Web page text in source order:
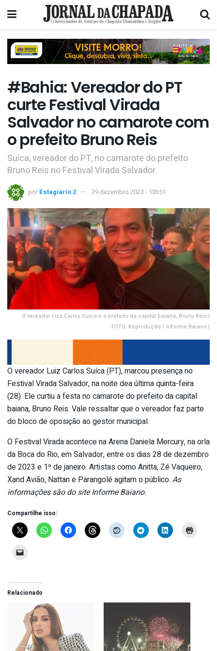
#Bahia: Vereador do PT
curte Festival Virada
Salvador no camarote com
o prefeito Bruno Reis
Suíca, vereador do PT, no camarote do prefeito
Bruno Reis no Festival Virada Salvador.
por Estagiário 2 29 dezembro 2023 - 13h51
O vereador Luiz Carlos Suíca e o prefeito da capital baiana, Bruno Reis |
FOTO: Reprodução / Informe Baiano |
O vereador Luiz Carlos Suíca (PT), marcou presença no
Festival Virada Salvador, na noite dea última quinta-feira
(28). Ele curtiu a festa no camarote do prefeito da capital
baiana, Bruno Reis. Vale ressaltar que o vereador faz parte
do bloco de oposição ao gestor municipal.
O Festival Virada acontece na Arena Daniela Mercury, na orla
da Boca do Rio, em Salvador, entre os dias 28 de dezembro
de 2023 e 1º de janeiro. Artistas como Anitta, Zé Vaqueiro,
Xand Avião, Nattan e Parangolé agitam o público. As
informações são do site Informe Baiano.
Compartilhe isso:
Relacionado